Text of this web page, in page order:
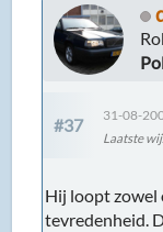
#37
31-08-
Laatste
Hij loopt zowel
tevredenheid.